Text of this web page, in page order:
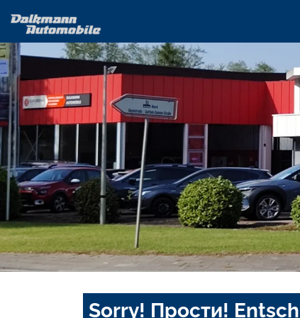
Sorry! Прости!